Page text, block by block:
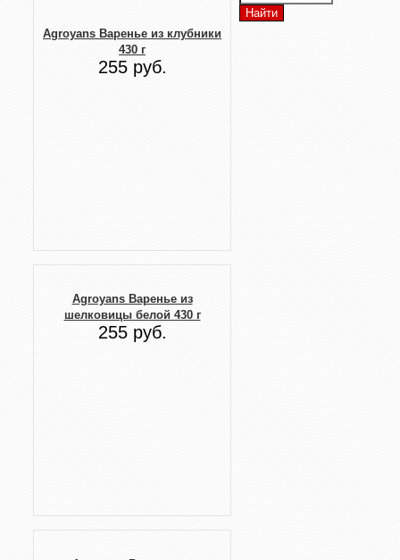
Agroyans Варенье из клубники
430 г
255 руб.
Agroyans Варенье из
шелковицы белой 430 г
255 руб.